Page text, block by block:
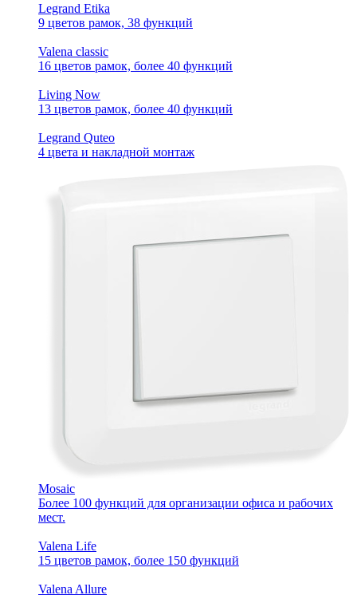
Legrand Etika
9 цветов рамок, 38 функций
Valena classic
16 цветов рамок, более 40 функций
Living Now
13 цветов рамок, более 40 функций
Legrand Quteo
4 цвета и накладной монтаж
Mosaic
Более 100 функций для организации офиса и рабочих
мест.
Valena Life
15 цветов рамок, более 150 функций
Valena Allure